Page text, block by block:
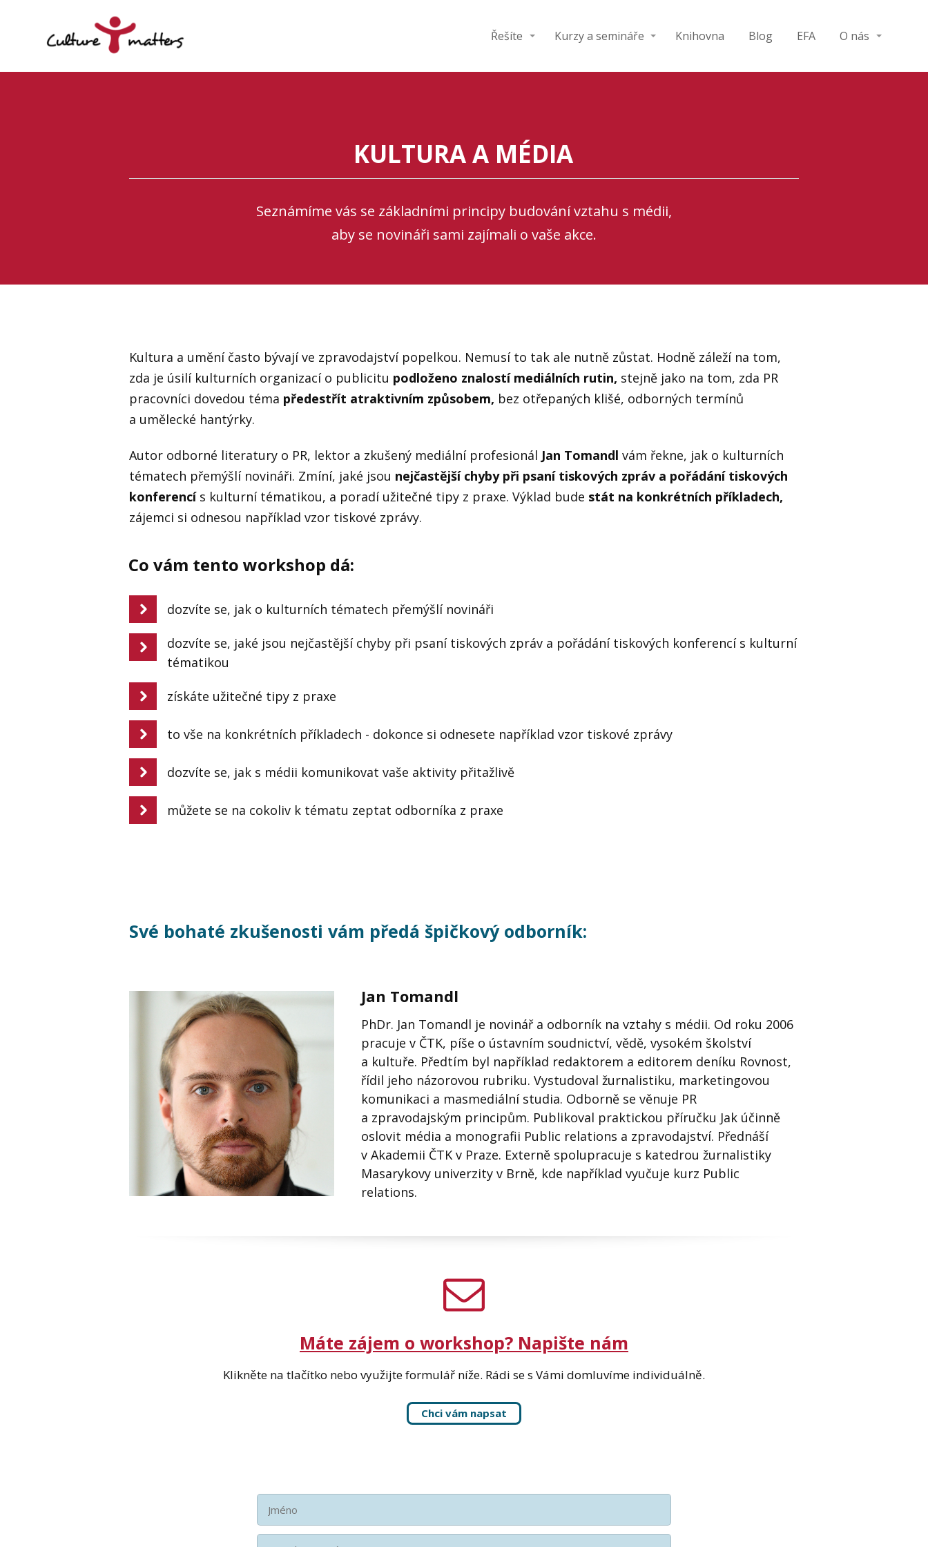
Řešíte Kurzy a semináře Knihovna Blog EFA O nás
KULTURA A MÉDIA
Seznámíme vás se základními principy budování vztahu s médii,
aby se novináři sami zajímali o vaše akce.
Kultura a umění často bývají ve zpravodajství popelkou. Nemusí to tak ale nutně zůstat. Hodně záleží na tom,
zda je úsilí kulturních organizací o publicitu podloženo znalostí mediálních rutin, stejně jako na tom, zda PR
pracovníci dovedou téma předestřít atraktivním způsobem, bez otřepaných klišé, odborných termínů
a umělecké hantýrky.
Autor odborné literatury o PR, lektor a zkušený mediální profesionál Jan Tomandl vám řekne, jak o kulturních
tématech přemýšlí novináři. Zmíní, jaké jsou nejčastější chyby při psaní tiskových zpráv a pořádání tiskových
konferencís kulturní tématikou, a poradí užitečné tipy z praxe. Výklad bude stát na konkrétních příkladech,
zájemci si odnesou například vzor tiskové zprávy.
Co vám tento workshop dá:
dozvíte se, jak o kulturních tématech přemýšlí novináři
dozvíte se, jaké jsou nejčastější chyby při psaní tiskových zpráv a pořádání tiskových konferencí s kulturní
tématikou
získáte užitečné tipy z praxe
to vše na konkrétních příkladech - dokonce si odnesete například vzor tiskové zprávy
dozvíte se, jak s médii komunikovat vaše aktivity přitažlivě
můžete se na cokoliv k tématu zeptat odborníka z praxe
Své bohaté zkušenosti vám předá špičkový odborník:
Jan Tomandl
PhDr. Jan Tomandl je novinář a odborník na vztahy s médii. Od roku 2006
pracuje v ČTK, píše o ústavním soudnictví, vědě, vysokém školství
a kultuře. Předtím byl například redaktorem a editorem deníku Rovnost,
řídil jeho názorovou rubriku. Vystudoval žurnalistiku, marketingovou
komunikaci a masmediální studia. Odborně se věnuje PR
a zpravodajským principům. Publikoval praktickou příručku Jak účinně
oslovit média a monografii Public relations a zpravodajství. Přednáší
v Akademii ČTK v Praze. Externě spolupracuje s katedrou žurnalistiky
Masarykovy univerzity v Brně, kde například vyučuje kurz Public
relations.
Máte zájem o workshop? Napište nám
Klikněte na tlačítko nebo využijte formulář níže. Rádi se s Vámi domluvíme individuálně.
Chci vám napsat